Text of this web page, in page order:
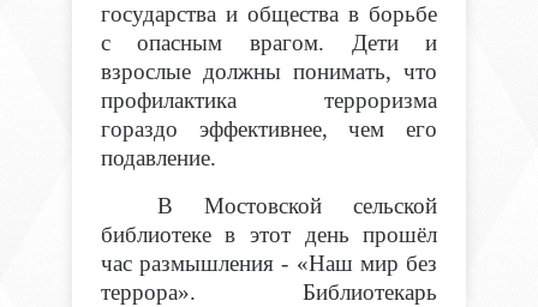
государства и общества в борьбе
с опасным врагом. Дети и
взрослые должны понимать, что
профилактика терроризма
гораздо эффективнее, чем его
подавление.
В Мостовской сельской
библиотеке в этот день прошёл
час размышления - «Наш мир без
террора». Библиотекарь